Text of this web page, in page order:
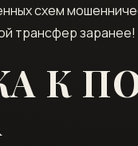
схем
трансфер заранее!
К